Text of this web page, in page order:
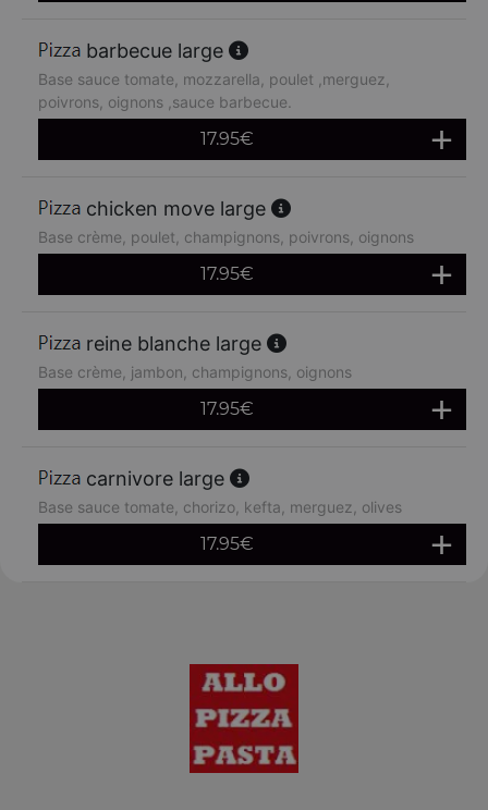
barbecue large
Base sauce tomate, mozzarella, poulet ,merguez,
poivrons, oignons ,sauce barbecue.
17.95€
chicken move large
Base crème, poulet, champignons, poivrons, oignons
17.95€
reine blanche large
Base crème, jambon, champignons, oignons
17.95€
carnivore large
Base sauce tomate, chorizo, kefta, merguez, olives
17.95€